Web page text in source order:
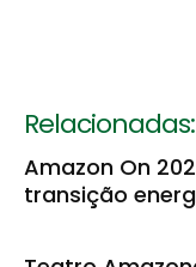
Relacionadas:
Amazon On
transição